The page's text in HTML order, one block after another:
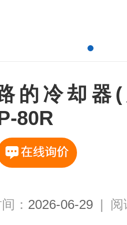
的冷却器
80R
： 2026-06-29 | 阅